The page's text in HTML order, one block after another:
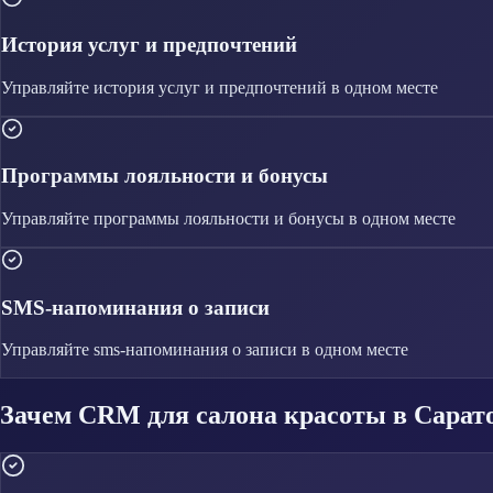
История услуг и предпочтений
Управляйте история услуг и предпочтений в одном месте
Программы лояльности и бонусы
Управляйте программы лояльности и бонусы в одном месте
SMS-напоминания о записи
Управляйте sms-напоминания о записи в одном месте
Зачем CRM для салона красоты в